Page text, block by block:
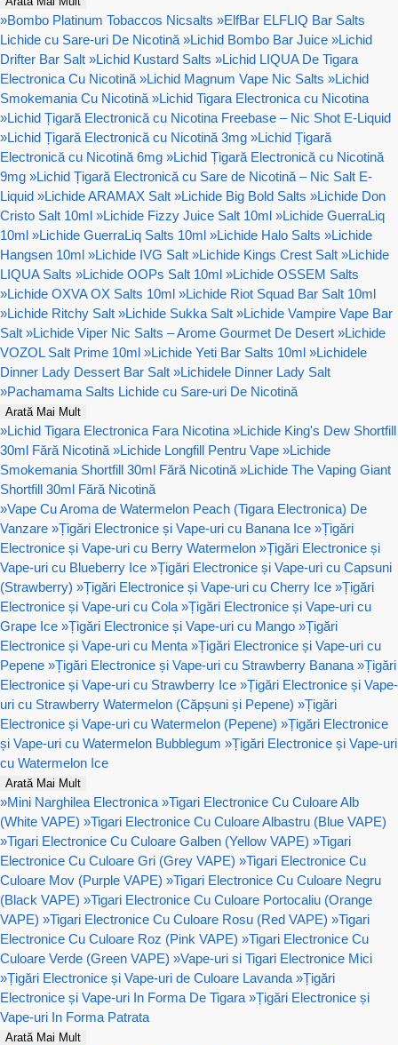
»Bombo Platinum Tobaccos Nicsalts »ElfBar ELFLIQ Bar Salts
Lichide cu Sare-uri De Nicotină »Lichid Bombo Bar Juice »Lichid
Drifter Bar Salt »Lichid Kustard Salts »Lichid LIQUA De Tigara
Electronica Cu Nicotină »Lichid Magnum Vape Nic Salts »Lichid
Smokemania Cu Nicotină »Lichid Tigara Electronica cu Nicotina
»Lichid Țigară Electronică cu Nicotina Freebase – Nic Shot E-Liquid
»Lichid Țigară Electronică cu Nicotină 3mg »Lichid Țigară
Electronică cu Nicotină 6mg »Lichid Țigară Electronică cu Nicotină
9mg »Lichid Țigară Electronică cu Sare de Nicotină – Nic Salt E-
Liquid »Lichide ARAMAX Salt »Lichide Big Bold Salts »Lichide Don
Cristo Salt 10ml »Lichide Fizzy Juice Salt 10ml »Lichide GuerraLiq
10ml »Lichide GuerraLiq Salts 10ml »Lichide Halo Salts »Lichide
Hangsen 10ml »Lichide IVG Salt »Lichide Kings Crest Salt »Lichide
LIQUA Salts »Lichide OOPs Salt 10ml »Lichide OSSEM Salts
»Lichide OXVA OX Salts 10ml »Lichide Riot Squad Bar Salt 10ml
»Lichide Ritchy Salt »Lichide Sukka Salt »Lichide Vampire Vape Bar
Salt »Lichide Viper Nic Salts – Arome Gourmet De Desert »Lichide
VOZOL Salt Prime 10ml »Lichide Yeti Bar Salts 10ml »Lichidele
Dinner Lady Dessert Bar Salt »Lichidele Dinner Lady Salt
»Pachamama Salts Lichide cu Sare-uri De Nicotină
Arată Mai Mult
»Lichid Tigara Electronica Fara Nicotina »Lichide King's Dew Shortfill
30ml Fără Nicotină »Lichide Longfill Pentru Vape »Lichide
Smokemania Shortfill 30ml Fără Nicotină »Lichide The Vaping Giant
Shortfill 30ml Fără Nicotină
»Vape Cu Aroma de Watermelon Peach (Tigara Electronica) De
Vanzare »Țigări Electronice și Vape-uri cu Banana Ice »Țigări
Electronice și Vape-uri cu Berry Watermelon »Țigări Electronice și
Vape-uri cu Blueberry Ice »Țigări Electronice și Vape-uri cu Capsuni
(Strawberry) »Țigări Electronice și Vape-uri cu Cherry Ice »Țigări
Electronice și Vape-uri cu Cola »Țigări Electronice și Vape-uri cu
Grape Ice »Țigări Electronice și Vape-uri cu Mango »Țigări
Electronice și Vape-uri cu Menta »Țigări Electronice și Vape-uri cu
Pepene »Țigări Electronice și Vape-uri cu Strawberry Banana »Țigări
Electronice și Vape-uri cu Strawberry Ice »Țigări Electronice și Vape-
uri cu Strawberry Watermelon (Căpșuni și Pepene) »Țigări
Electronice și Vape-uri cu Watermelon (Pepene) »Țigări Electronice
și Vape-uri cu Watermelon Bubblegum »Țigări Electronice și Vape-uri
cu Watermelon Ice
Arată Mai Mult
»Mini Narghilea Electronica »Tigari Electronice Cu Culoare Alb
(White VAPE) »Tigari Electronice Cu Culoare Albastru (Blue VAPE)
»Tigari Electronice Cu Culoare Galben (Yellow VAPE) »Tigari
Electronice Cu Culoare Gri (Grey VAPE) »Tigari Electronice Cu
Culoare Mov (Purple VAPE) »Tigari Electronice Cu Culoare Negru
(Black VAPE) »Tigari Electronice Cu Culoare Portocaliu (Orange
VAPE) »Tigari Electronice Cu Culoare Rosu (Red VAPE) »Tigari
Electronice Cu Culoare Roz (Pink VAPE) »Tigari Electronice Cu
Culoare Verde (Green VAPE) »Vape-uri si Tigari Electronice Mici
»Țigări Electronice și Vape-uri de Culoare Lavanda »Țigări
Electronice și Vape-uri In Forma De Tigara »Țigări Electronice și
Vape-uri In Forma Patrata
Arată Mai Mult